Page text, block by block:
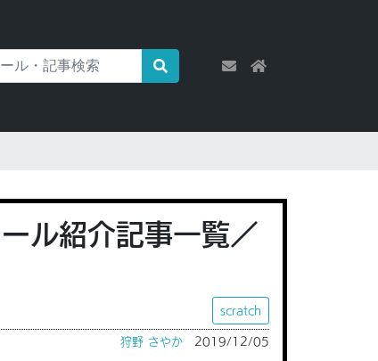
ル紹介記事一覧／
scratch
狩野 さやか 2019/12/05